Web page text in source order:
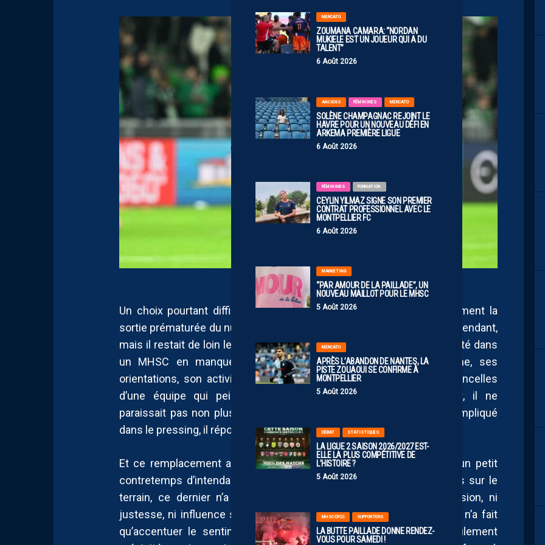
MERCATO
ZOUMANA CAMARA: “NORDAN
MUKIELE EST UN JOUEUR QUI A DU
TALENT”
6 Août 2026
ANCIENS FÉMININES MERCATO
SOLÈNE CHAMPAGNAC REJOINT LE
HAVRE POUR UN NOUVEAU DÉFI EN
ARKEMA PREMIÈRE LIGUE
6 Août 2026
FÉMININES FORMATION
CEYLIN YILMAZ SIGNE SON PREMIER
CONTRAT PROFESSIONNEL AVEC LE
MONTPELLIER FC
6 Août 2026
MARKETING
“PAR AMOUR DE LA PAILLADE”, UN
NOUVEAU MAILLOT POUR LE MHSC
5 Août 2026
MERCATO
APRÈS L’ABANDON DE NANTES, LA
PISTE ZOUAOUI SE CONFIRME À
MONTPELLIER
5 Août 2026
DÉBAT STATISTIQUES
LA LIGUE 2 SAISON 2026/2027 EST-
ELLE LA PLUS COMPÉTITIVE DE
L’HISTOIRE ?
5 Août 2026
MHSC-DFCO SUPPORTERS
LA BUTTE PAILLADE DONNE RENDEZ-
VOUS POUR SAMEDI !
Crédits Iconsport
Un choix pourtant difficile à comprendre tant rien ne justifiait réellement la
sortie prématurée du numéro 11. Téji Savanier n’était certes pas transcendant,
mais il restait de loin le joueur le plus à même d’apporter de la créativité dans
un MHSC en manque cruel d’idées. Ses changements de rythme, ses
orientations, son activité entre les lignes constituaient les rares étincelles
d’une équipe qui peinait à exister offensivement. Physiquement, il ne
paraissait pas non plus en difficulté : appliqué dans les transitions, impliqué
dans le pressing, il répondait aux attentes de son rôle.
Et ce remplacement a d’autant plus interpellé qu’il a été précédé d’un petit
contretemps d’intendance, retardant l’entrée de Khalil Fayad. Une fois sur le
terrain, ce dernier n’a malheureusement rien apporté — ni percussion, ni
justesse, ni influence sur le jeu. Une nouvelle prestation insipide, qui n’a fait
qu’accentuer le sentiment que la sortie de Savanier était non seulement